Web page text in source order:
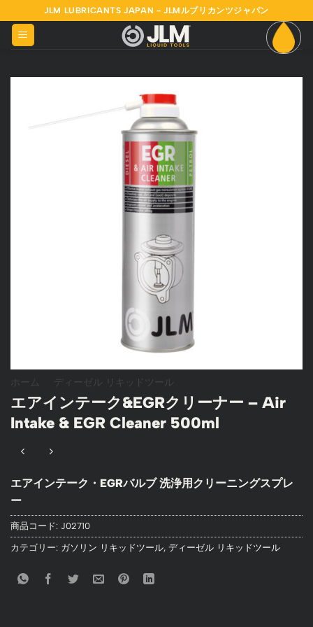
to
content
JLM LUBRICANTS JAPAN - JLMルブリカンツジャパン
ホーム ディーゼル リキッドツール
エアインテーク&EGRクリーナー – Air
Intake & EGR Cleaner 500ml
エアインテーク・EGRバルブ 洗浄用クリーニングスプレ
ー
商品コード: J02710
カテゴリー: ガソリン リキッドツール, ディーゼル リキッドツール